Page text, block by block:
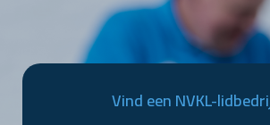
Vind een NVKL-